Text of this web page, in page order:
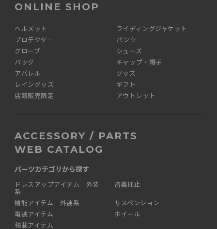
ONLINE SHOP
ヘルメット
ライディングジャケット
プロテクター
パンツ
グローブ
シューズ
バッグ
キャップ・帽子
アパレル
グッズ
レイングッズ
ギフト
店頭販売限定
アウトレット
ACCESSORY / PARTS
WEB CATALOG
パーツカテゴリから探す
ドレスアップアイテム 外装
系
機能アイテム 外装系
電装アイテム
積載アイテム
盗難抑止
サスペンション
ホイール